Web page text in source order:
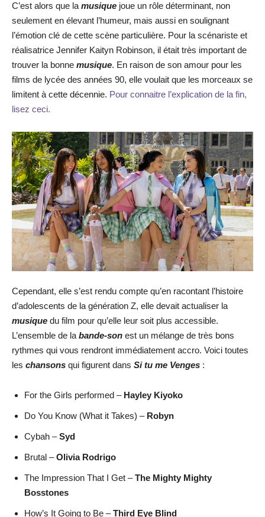
C’est alors que la musique joue un rôle déterminant, non
seulement en élevant l’humeur, mais aussi en soulignant
l’émotion clé de cette scène particulière. Pour la scénariste et
réalisatrice Jennifer Kaityn Robinson, il était très important de
trouver la bonne musique. En raison de son amour pour les
films de lycée des années 90, elle voulait que les morceaux se
limitent à cette décennie. Pour connaitre l’explication de la fin,
lisez ceci.
Cependant, elle s’est rendu compte qu’en racontant l’histoire
d’adolescents de la génération Z, elle devait actualiser la
musique du film pour qu’elle leur soit plus accessible.
L’ensemble de la bande-son est un mélange de très bons
rythmes qui vous rendront immédiatement accro. Voici toutes
les chansons qui figurent dans Si tu me Venges :
For the Girls performed –Hayley Kiyoko
Do You Know (What it Takes) –Robyn
Cybah –Syd
Brutal –Olivia Rodrigo
The Impression That I Get –The Mighty Mighty
Bosstones
How’s It Going to Be –Third Eye Blind